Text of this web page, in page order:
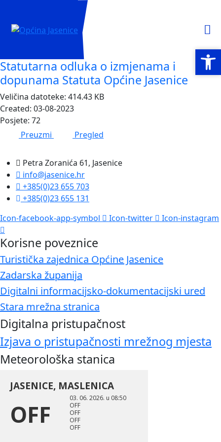
Statutarna odluka o izmjenama i
dopunama Statuta Općine Jasenice
Veličina datoteke: 414.43 KB
Created: 03-08-2023
Posjete: 72
Preuzmi
Pregled
Petra Zoranića 61, Jasenice
info@jasenice.hr
+385(0)23 655 703
+385(0)23 655 131
Icon-facebook-app-symbol
Icon-twitter Icon-instagram
Korisne poveznice
Turistička zajednica Općine Jasenice
Zadarska županija
Digitalni informacijsko-dokumentacijski ured
Stara mrežna stranica
Digitalna pristupačnost
Izjava o pristupačnosti mrežnog mjesta
Meteorološka stanica